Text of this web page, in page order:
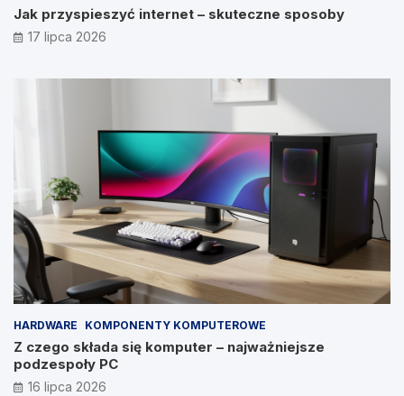
Jak przyspieszyć internet – skuteczne sposoby
17 lipca 2026
HARDWARE KOMPONENTY KOMPUTEROWE
Z czego składa się komputer – najważniejsze
podzespoły PC
16 lipca 2026